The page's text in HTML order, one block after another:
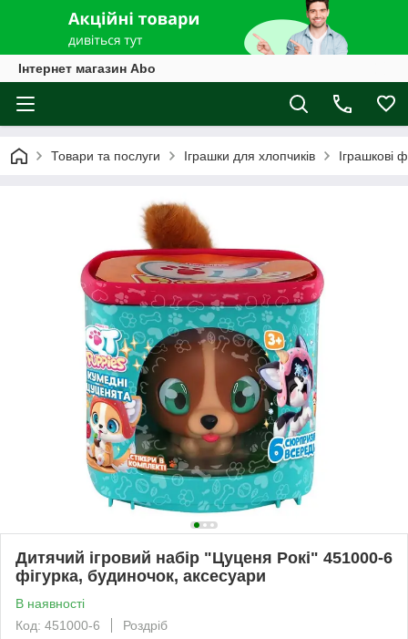
Інтернет магазин Abo
Товари та послуги Іграшки для хлопчиків Іграшкові
Дитячий ігровий набір "Цуценя Рокі" 451000-6
фігурка, будиночок, аксесуари
В наявності
Код: 451000-6
Роздріб